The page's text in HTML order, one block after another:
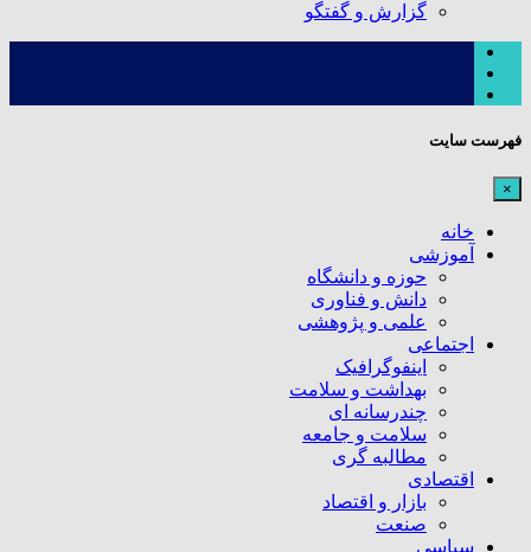
گزارش و گفتگو
فهرست سایت
×
خانه
آموزشی
حوزه و دانشگاه
دانش و فناوری
علمی و پژوهشی
اجتماعی
اینفوگرافیک
بهداشت و سلامت
چندرسانه ای
سلامت و جامعه
مطالبه گری
اقتصادی
بازار و اقتصاد
صنعت
سیاسی